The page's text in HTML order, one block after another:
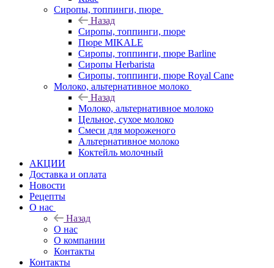
Сиропы, топпинги, пюре
Назад
Сиропы, топпинги, пюре
Пюре MIKALE
Сиропы, топпинги, пюре Barline
Сиропы Herbarista
Сиропы, топпинги, пюре Royal Cane
Молоко, альтернативное молоко
Назад
Молоко, альтернативное молоко
Цельное, сухое молоко
Смеси для мороженого
Альтернативное молоко
Коктейль молочный
АКЦИИ
Доставка и оплата
Новости
Рецепты
О нас
Назад
О нас
О компании
Контакты
Контакты